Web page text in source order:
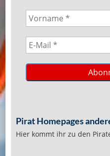
Pirat Homepages
Hier kommt ihr zu den